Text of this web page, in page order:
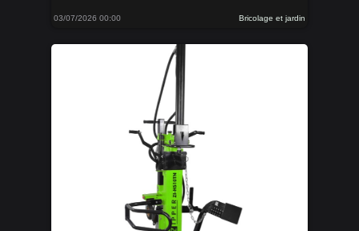
03/07/2026 00:00 Bricolage et jardin